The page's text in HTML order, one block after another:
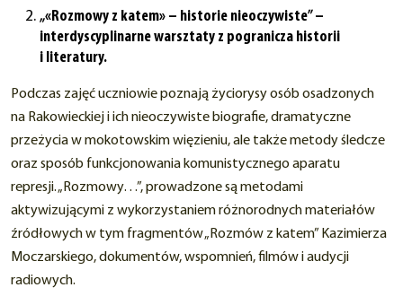
„«Rozmowy z katem» – historie nieoczywiste” –
interdyscyplinarne warsztaty z pogranicza historii
i literatury.
Podczas zajęć uczniowie poznają życiorysy osób osadzonych
na Rakowieckiej i ich nieoczywiste biografie, dramatyczne
przeżycia w mokotowskim więzieniu, ale także metody śledcze
oraz sposób funkcjonowania komunistycznego aparatu
represji. „Rozmowy…”, prowadzone są metodami
aktywizującymi z wykorzystaniem różnorodnych materiałów
źródłowych w tym fragmentów „Rozmów z katem” Kazimierza
Moczarskiego, dokumentów, wspomnień, filmów i audycji
radiowych.